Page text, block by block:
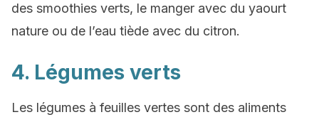
des smoothies verts, le manger avec du yaourt
nature ou de l’eau tiède avec du citron.
4. Légumes verts
Les légumes à feuilles vertes sont des aliments